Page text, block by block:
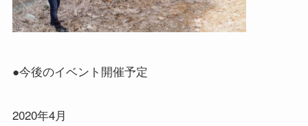
●今後のイベント開催予定
2020年4月